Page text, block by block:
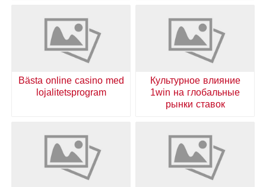
Культурное влияние
1win на глобальные
рынки ставок
Bästa online casino med
lojalitetsprogram